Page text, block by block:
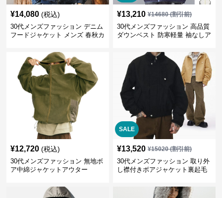
¥14,080 (税込)
30代メンズファッション デニム
フードジャケット メンズ 春秋カ
¥13,210 ¥14680(割引前)
30代メンズファッション 高品質
ダウンベスト 防寒軽量 袖なしア
¥12,720 (税込)
30代メンズファッション 無地ボ
ア中綿ジャケットアウター
SALE
¥13,520 ¥15020(割引前)
30代メンズファッション 取り外
し襟付きボアジャケット裏起毛